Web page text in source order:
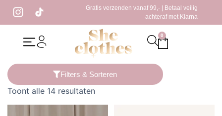
Gratis verzenden vanaf 99,- | Betaal veilig
achteraf met Klarna
0
/ Producten getagged “donker blauw”
Filters & Sorteren
Toont alle 14 resultaten